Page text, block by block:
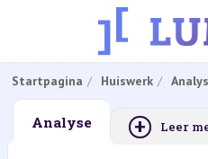
Startpagina Huiswerk
Analyse + Leer